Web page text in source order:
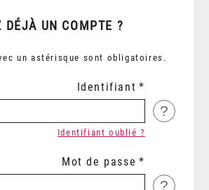
DÉJÀ UN COMPTE ?
un astérisque sont obligatoires.
Identifiant
?
Identifiant oublié ?
Mot de passe
?